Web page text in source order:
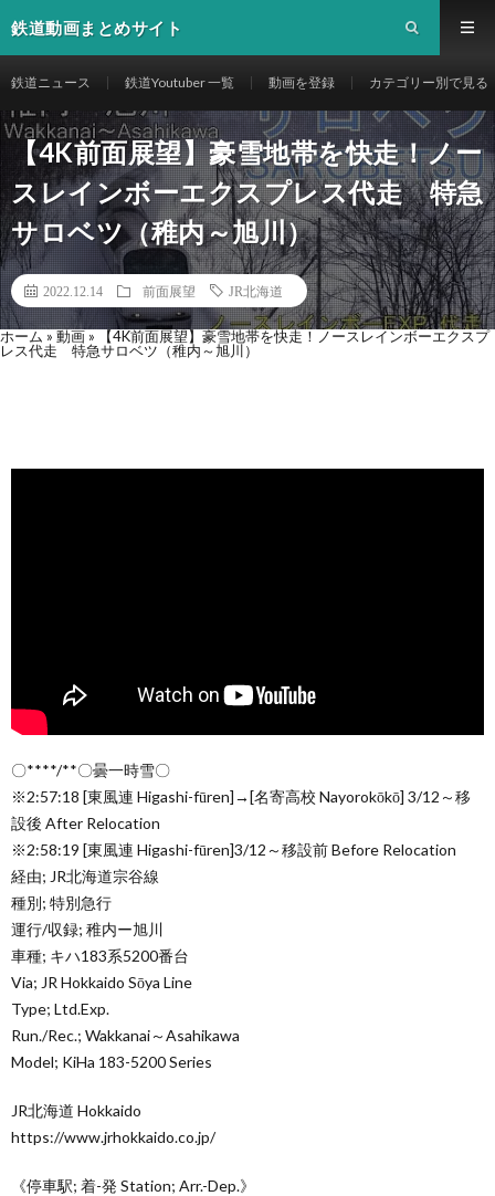
鉄道動画まとめサイト
鉄道ニュース 鉄道Youtuber 一覧 動画を登録 カテゴリー別で見る
【4K前面展望】豪雪地帯を快走！ノー
スレインボーエクスプレス代走 特急
サロベツ（稚内～旭川）
2022.12.14 前面展望 JR北海道
ホーム » 動画 » 【4K前面展望】豪雪地帯を快走！ノースレインボーエクスプ
レス代走 特急サロベツ（稚内～旭川）
〇****/**〇曇一時雪〇
※2:57:18 [東風連 Higashi-fūren]→[名寄高校 Nayorokōkō] 3/12～移
設後 After Relocation
※2:58:19 [東風連 Higashi-fūren]3/12～移設前 Before Relocation
経由; JR北海道宗谷線
種別; 特別急行
運行/収録; 稚内ー旭川
車種; キハ183系5200番台
Via; JR Hokkaido Sōya Line
Type; Ltd.Exp.
Run./Rec.; Wakkanai～Asahikawa
Model; KiHa 183-5200 Series
JR北海道 Hokkaido
https://www.jrhokkaido.co.jp/
《停車駅; 着-発 Station; Arr.-Dep.》